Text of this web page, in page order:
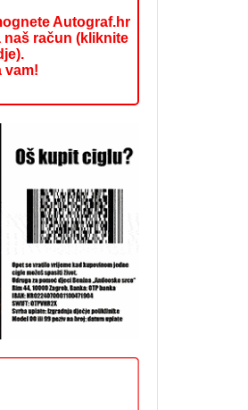
Autograf.hr
račun (kliknite
vam!